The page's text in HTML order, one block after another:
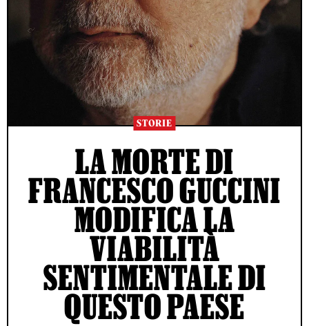
STORIE
LA MORTE DI
FRANCESCO GUCCINI
MODIFICA LA
VIABILITÀ
SENTIMENTALE DI
QUESTO PAESE